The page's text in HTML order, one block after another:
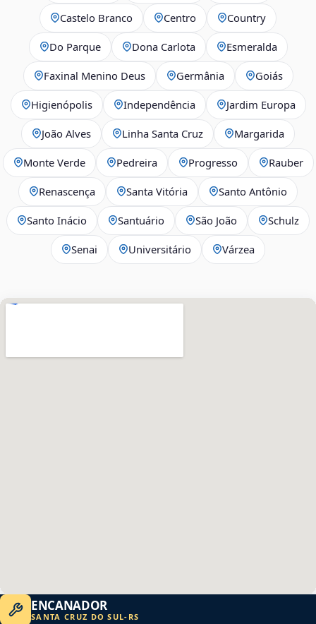
Castelo Branco Centro Country
Do Parque Dona Carlota Esmeralda
Faxinal Menino Deus Germânia Goiás
Higienópolis Independência Jardim Europa
João Alves Linha Santa Cruz Margarida
Monte Verde Pedreira Progresso Rauber
Renascença Santa Vitória Santo Antônio
Santo Inácio Santuário São João Schulz
Senai Universitário Várzea
ENCANADOR
SANTA CRUZ DO SUL- RS